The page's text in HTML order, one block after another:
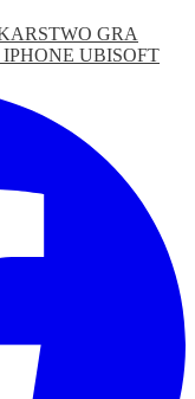
GRA
IPHONE UBISOFT